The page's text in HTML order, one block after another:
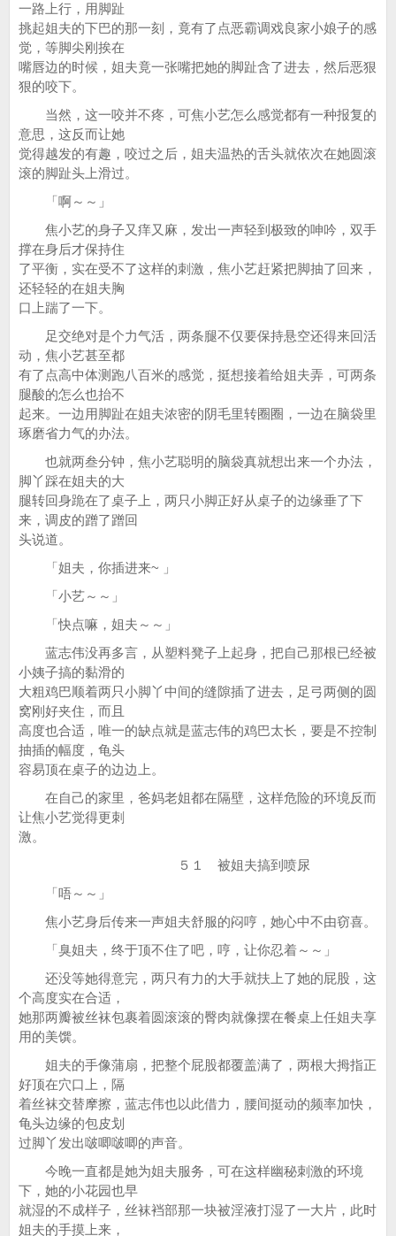
一路上行，用脚趾
挑起姐夫的下巴的那一刻，竟有了点恶霸调戏良家小娘子的感
觉，等脚尖刚挨在
嘴唇边的时候，姐夫竟一张嘴把她的脚趾含了进去，然后恶狠
狠的咬下。
当然，这一咬并不疼，可焦小艺怎么感觉都有一种报复的
意思，这反而让她
觉得越发的有趣，咬过之后，姐夫温热的舌头就依次在她圆滚
滚的脚趾头上滑过。
「啊～～」
焦小艺的身子又痒又麻，发出一声轻到极致的呻吟，双手
撑在身后才保持住
了平衡，实在受不了这样的刺激，焦小艺赶紧把脚抽了回来，
还轻轻的在姐夫胸
口上踹了一下。
足交绝对是个力气活，两条腿不仅要保持悬空还得来回活
动，焦小艺甚至都
有了点高中体测跑八百米的感觉，挺想接着给姐夫弄，可两条
腿酸的怎么也抬不
起来。一边用脚趾在姐夫浓密的阴毛里转圈圈，一边在脑袋里
琢磨省力气的办法。
也就两叁分钟，焦小艺聪明的脑袋真就想出来一个办法，
脚丫踩在姐夫的大
腿转回身跪在了桌子上，两只小脚正好从桌子的边缘垂了下
来，调皮的蹭了蹭回
头说道。
「姐夫，你插进来~ 」
「小艺～～」
「快点嘛，姐夫～～」
蓝志伟没再多言，从塑料凳子上起身，把自己那根已经被
小姨子搞的黏滑的
大粗鸡巴顺着两只小脚丫中间的缝隙插了进去，足弓两侧的圆
窝刚好夹住，而且
高度也合适，唯一的缺点就是蓝志伟的鸡巴太长，要是不控制
抽插的幅度，龟头
容易顶在桌子的边边上。
在自己的家里，爸妈老姐都在隔壁，这样危险的环境反而
让焦小艺觉得更刺
激。
５１ 被姐夫搞到喷尿
「唔～～」
焦小艺身后传来一声姐夫舒服的闷哼，她心中不由窃喜。
「臭姐夫，终于顶不住了吧，哼，让你忍着～～」
还没等她得意完，两只有力的大手就扶上了她的屁股，这
个高度实在合适，
她那两瓣被丝袜包裹着圆滚滚的臀肉就像摆在餐桌上任姐夫享
用的美馔。
姐夫的手像蒲扇，把整个屁股都覆盖满了，两根大拇指正
好顶在穴口上，隔
着丝袜交替摩擦，蓝志伟也以此借力，腰间挺动的频率加快，
龟头边缘的包皮划
过脚丫发出啵唧啵唧的声音。
今晚一直都是她为姐夫服务，可在这样幽秘刺激的环境
下，她的小花园也早
就湿的不成样子，丝袜裆部那一块被淫液打湿了一大片，此时
姐夫的手摸上来，